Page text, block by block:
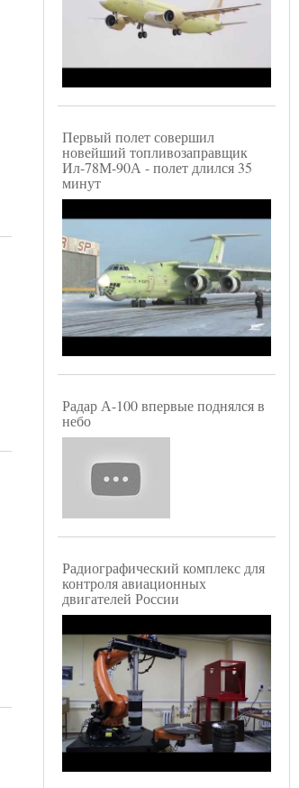
Первый полет совершил
новейший топливозаправщик
Ил-78М-90А - полет длился 35
минут
Радар А-100 впервые поднялся в
небо
Радиографический комплекс для
контроля авиационных
двигателей России